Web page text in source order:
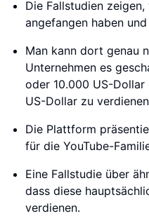
Die Fallstudien
angefangen haben
Man kann dort genau
Unternehmen es
oder 10.000 US-
US-Dollar zu
Die Plattform
für die YouTube-
Eine Fallstudie über
dass diese
verdienen.